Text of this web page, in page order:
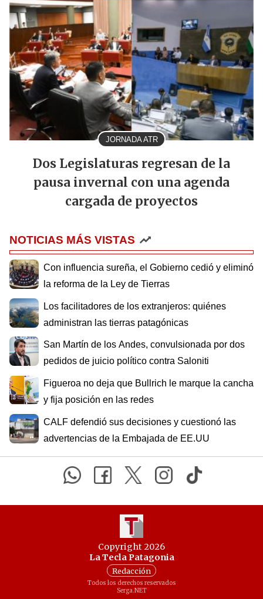
JORNADA ATR
Dos Legislaturas regresan de la
pausa invernal con una agenda
cargada de proyectos
NOTICIAS MÁS VISTAS
Con influencia sureña, el Gobierno cedió y eliminó
la reforma de la Ley de Tierras
Los facilitadores de los extranjeros: quiénes
administran las tierras patagónicas
San Martín de los Andes, convulsionada por dos
pedidos de juicio político contra Saloniti
Figueroa no deja que Bullrich le marque la cancha
y fija posición en las redes
CALF defendió sus decisiones y cuestionó las
advertencias de la Embajada de EE.UU
Copyright 2026
La Tecla Patagonia
Redacción
Todos los derechos reservados
Serga.NET